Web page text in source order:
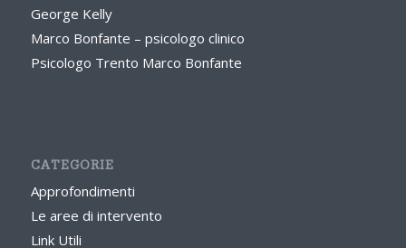
George Kelly
Marco Bonfante – psicologo clinico
Psicologo Trento Marco Bonfante
CATEGORIE
Approfondimenti
Le aree di intervento
Link Utili